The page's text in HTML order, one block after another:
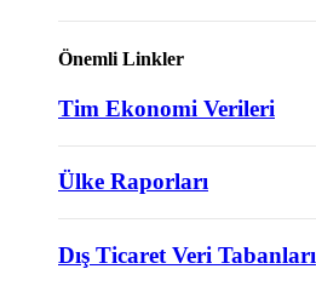
Önemli Linkler
Tim Ekonomi Verileri
Ülke Raporları
Dış Ticaret Veri Tabanları